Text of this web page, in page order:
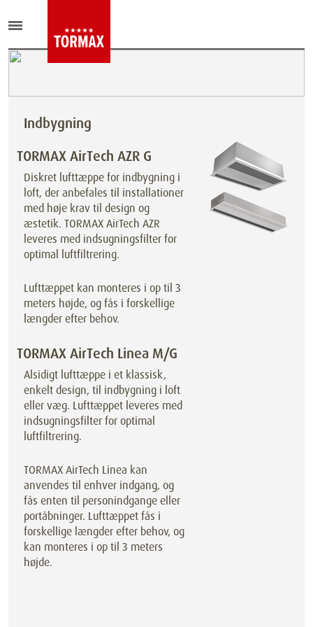
Indbygning
TORMAX AirTech AZR G
Diskret lufttæppe for indbygning i
loft, der anbefales til installationer
med høje krav til design og
æstetik. TORMAX AirTech AZR
leveres med indsugningsfilter for
optimal luftfiltrering.
Lufttæppet kan monteres i op til 3
meters højde, og fås i forskellige
længder efter behov.
TORMAX AirTech Linea M/G
Alsidigt lufttæppe i et klassisk,
enkelt design, til indbygning i loft
eller væg. Lufttæppet leveres med
indsugningsfilter for optimal
luftfiltrering.
TORMAX AirTech Linea kan
anvendes til enhver indgang, og
fås enten til personindgange eller
portåbninger. Lufttæppet fås i
forskellige længder efter behov, og
kan monteres i op til 3 meters
højde.